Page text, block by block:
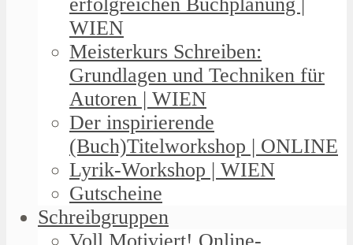
WIEN
Meisterkurs Schreiben:
Grundlagen und Techniken für
Autoren | WIEN
Der inspirierende
(Buch)Titelworkshop | ONLINE
Lyrik-Workshop | WIEN
Gutscheine
Schreibgruppen